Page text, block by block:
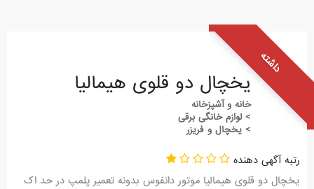
داشته
یخچال دو قلوی هیمالیا
خانه و آشپزخانه
> لوازم خانگی برقی
> یخچال و فریزر
رتبه آگهی دهنده
یخچال دو قلوی هیمالیا موتور دانفوس بدونه تعمیر پلمپ در حد اک